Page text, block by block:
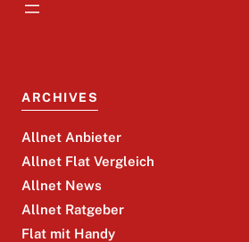
ARCHIVES
Allnet Anbieter
Allnet Flat Vergleich
Allnet News
Allnet Ratgeber
Flat mit Handy